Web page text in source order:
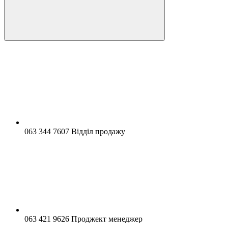
063 344 7607 Відділ продажу
063 421 9626 Проджект менеджер